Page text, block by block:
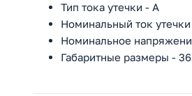
Тип тока утечки - A
Номинальный ток
Номинальное
Габаритные размеры -